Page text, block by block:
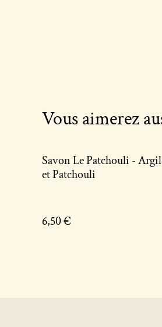
Vous aimerez
Savon Le Patchouli -
et Patchouli
6,50 €